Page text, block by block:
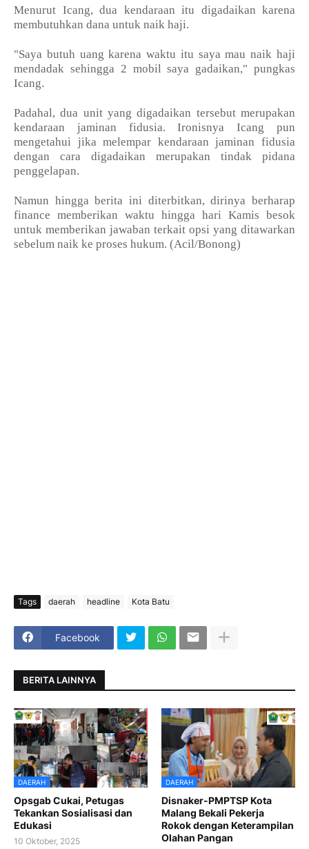
Menurut Icang, dua kendaraan itu digadaikan karena
membutuhkan dana untuk naik haji.
"Saya butuh uang karena waktu itu saya mau naik haji
mendadak sehingga 2 mobil saya gadaikan," pungkas
Icang.
Padahal, dua unit yang digadaikan tersebut merupakan
kendaraan jaminan fidusia. Ironisnya Icang pun
mengetahui jika melempar kendaraan jaminan fidusia
dengan cara digadaikan merupakan tindak pidana
penggelapan.
Namun hingga berita ini diterbitkan, dirinya berharap
finance memberikan waktu hingga hari Kamis besok
untuk memberikan jawaban terkait opsi yang ditawarkan
sebelum naik ke proses hukum. (Acil/Bonong)
Tags daerah headline Kota Batu
Facebook
BERITA LAINNYA
DAERAH
Opsgab Cukai, Petugas
Tekankan Sosialisasi dan
Edukasi
10 Oktober, 2025
DAERAH
Disnaker-PMPTSP Kota
Malang Bekali Pekerja
Rokok dengan Keterampilan
Olahan Pangan